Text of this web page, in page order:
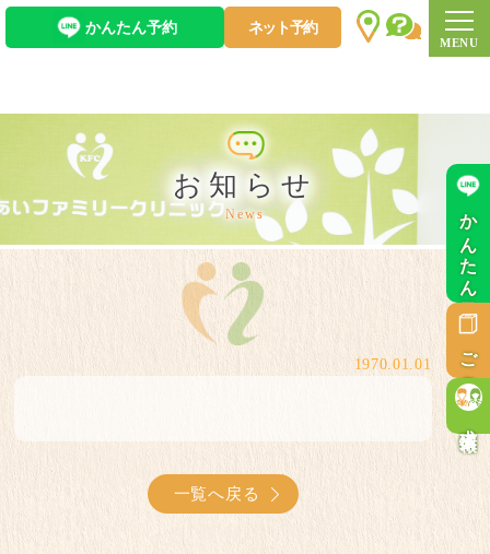
かんたん予約 ネット予約
かんたん予約
ご意見箱
お知らせ
News
1970.01.01
一覧へ戻る